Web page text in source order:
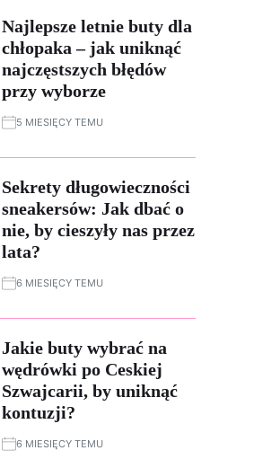
Najlepsze letnie buty dla
chłopaka – jak uniknąć
najczęstszych błędów
przy wyborze
5 MIESIĘCY TEMU
Sekrety długowieczności
sneakersów: Jak dbać o
nie, by cieszyły nas przez
lata?
6 MIESIĘCY TEMU
Jakie buty wybrać na
wędrówki po Ceskiej
Szwajcarii, by uniknąć
kontuzji?
6 MIESIĘCY TEMU